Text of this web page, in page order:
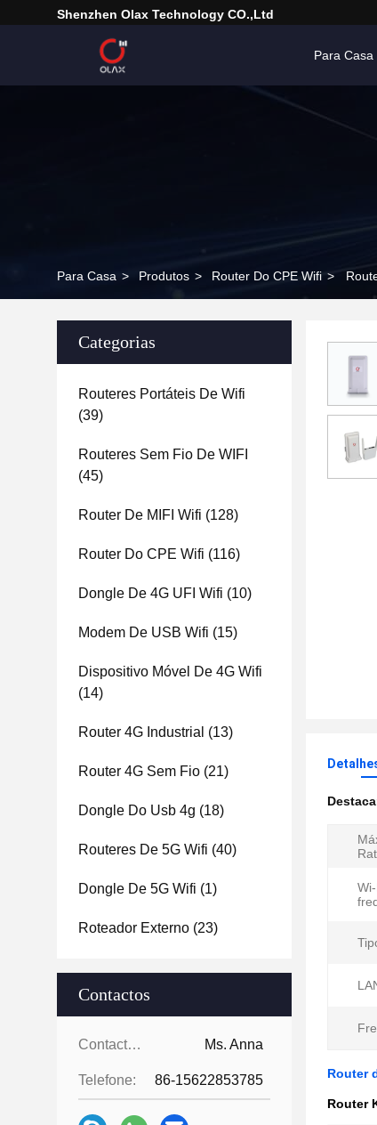
Shenzhen Olax Technology CO.,Ltd
Para Casa
Para Casa > Produtos > Router Do CPE Wifi >
Categorias
Routeres Portáteis De Wifi
(39)
Routeres Sem Fio De WIFI
(45)
Router De MIFI Wifi (128)
Router Do CPE Wifi (116)
Dongle De 4G UFI Wifi (10)
Modem De USB Wifi (15)
Dispositivo Móvel De 4G Wifi
(14)
Router 4G Industrial (13)
Router 4G Sem Fio (21)
Dongle Do Usb 4g (18)
Routeres De 5G Wifi (40)
Dongle De 5G Wifi (1)
Roteador Externo (23)
Contactos
Contactos: Ms. Anna
Telefone: 86-15622853785 Router
Router